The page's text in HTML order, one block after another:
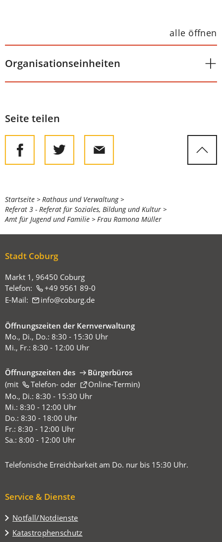
alle öffnen
Organisationseinheiten
Seite teilen
Sie
befinden
sich
Startseite
Rathaus und Verwaltung
Referat 3 - Referat für Soziales, Bildung und Kultur
Amt für Jugend und Familie
Frau Ramona Müller
Stadt Coburg
Markt 1, 96450 Coburg
Telefon:
+49 9561 89-0
E-Mail:
info coburg de
Öffnungszeiten der Kernverwaltung
Mo., Di., Do.: 8:30 - 15:30 Uhr
Mi., Fr.: 8:30 - 12:00 Uhr
Öffnungszeiten des
Bürgerbüros
(mit
Telefon-oder Online-Termin
(Öffnet
in
einem
neuen
Tab)
)
Mo., Di.: 8:30 - 15:30 Uhr
Mi.: 8:30 - 12:00 Uhr
Do.: 8:30 - 18:00 Uhr
Fr.: 8:30 - 12:00 Uhr
Sa.: 8:00 - 12:00 Uhr
Telefonische Erreichbarkeit am Do. nur bis 15:30 Uhr.
Service & Dienste
Notfall/Notdienste
Katastrophenschutz